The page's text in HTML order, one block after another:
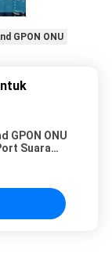
GPON ONU
GPON ONU
Suara